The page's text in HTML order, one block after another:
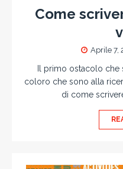
Come
Aprile 7,
Il primo ostacolo
coloro che sono alla
di come